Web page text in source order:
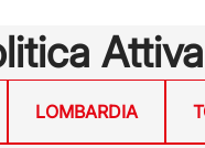
LOMBARDIA